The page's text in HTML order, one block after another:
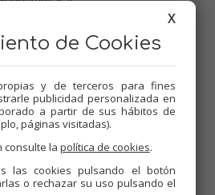
,Dulces varios,Thermomix,
Mambo
X
de Cookies
y de terceros para fines
publicidad personalizada en
a partir de sus hábitos de
páginas visitadas).
consulte la política de cookies.
las cookies pulsando el botón
o rechazar su uso pulsando el